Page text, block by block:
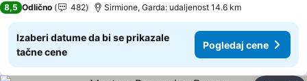
8,5 Odlično 482 Sirmione, Garda: udaljenost 14.6 km
Izaberi datume da bi se prikazale
tačne cene
Pogledaj cene